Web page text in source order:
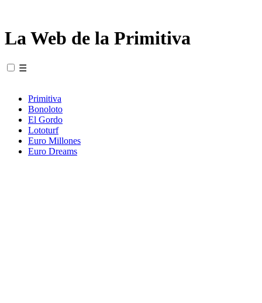
La Web de la Primitiva
☰
Primitiva
Bonoloto
El Gordo
Lototurf
Euro Millones
Euro Dreams